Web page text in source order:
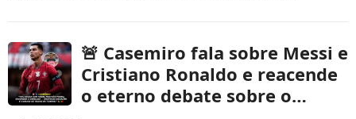
🚨 Casemiro fala sobre Messi e
Cristiano Ronaldo e reacende
o eterno debate sobre o